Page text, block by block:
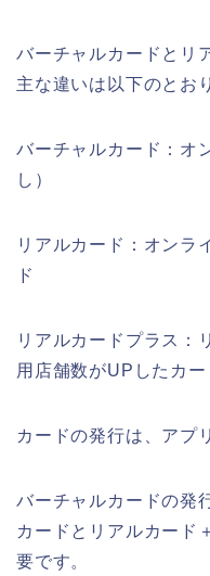
バーチャルカードとリ
主な違いは以下のとお
バーチャルカード：オ
し）
リアルカード：オンラ
ド
リアルカードプラス：
用店舗数がUPしたカー
カードの発行は、アプ
バーチャルカードの発
カードとリアルカード
要です。